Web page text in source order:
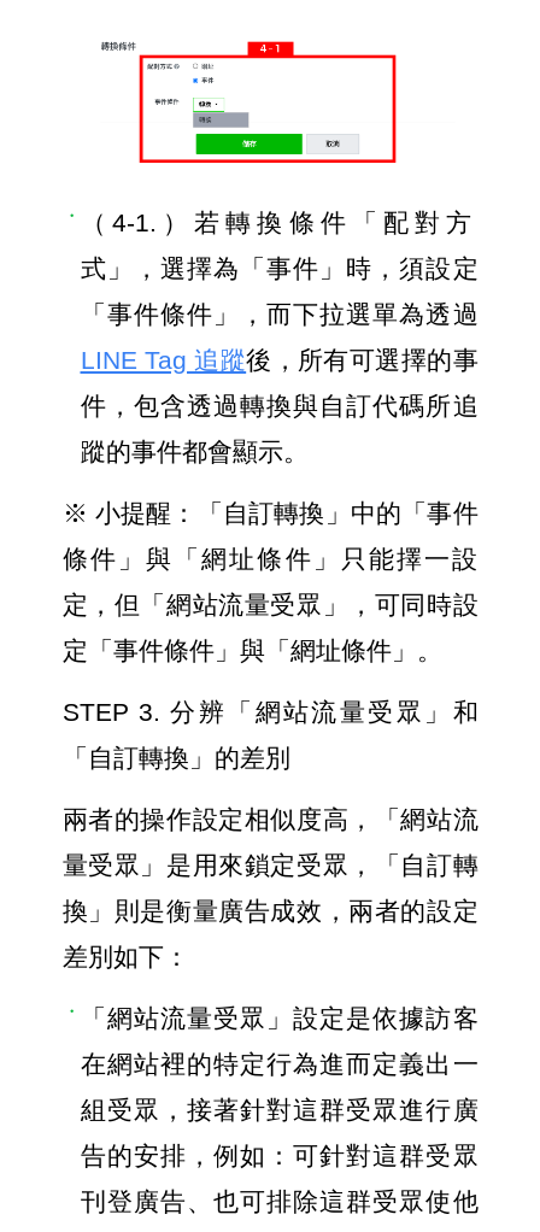
（4-1.）若轉換條件「配對方
式」，選擇為「事件」時，須設定
LINE Tag 追蹤後，所有可選擇的事
件，包含透過轉換與自訂代碼所追
蹤的事件都會顯示。
※ 小提醒：「自訂轉換」中的「事件
條件」與「網址條件」只能擇一設
定，但「網站流量受眾」，可同時設
定「事件條件」與「網址條件」。
STEP 3. 分辨「網站流量受眾」和
「自訂轉換」的差別
兩者的操作設定相似度高，「網站流
量受眾」是用來鎖定受眾，「自訂轉
換」則是衡量廣告成效，兩者的設定
差別如下：
「網站流量受眾」設定是依據訪客
在網站裡的特定行為進而定義出一
組受眾，接著針對這群受眾進行廣
告的安排，例如：可針對這群受眾
刊登廣告、也可排除這群受眾使他